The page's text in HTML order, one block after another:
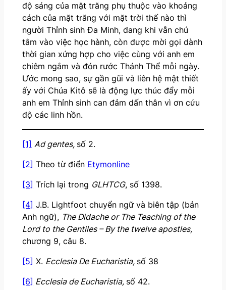
độ sáng của mặt trăng phụ thuộc vào khoảng
cách của mặt trăng với mặt trời thế nào thì
người Thỉnh sinh Đa Minh, đang khi vẫn chú
tâm vào việc học hành, còn được mời gọi dành
thời gian xứng hợp cho việc cùng với anh em
chiêm ngắm và đón rước Thánh Thể mỗi ngày.
Ước mong sao, sự gần gũi và liên hệ mật thiết
ấy với Chúa Kitô sẽ là động lực thúc đẩy mỗi
anh em Thỉnh sinh can đảm dấn thân vì ơn cứu
độ các linh hồn.
[1] Ad gentes, số 2.
[2] Theo từ điển Etymonline
[3] Trích lại trong GLHTCG, số 1398.
[4] J.B. Lightfoot chuyển ngữ và biên tập (bản
Anh ngữ), The Didache or The Teaching of the
Lord to the Gentiles – By the twelve apostles,
chương 9, câu 8.
[5] X. Ecclesia De Eucharistia, số 38
[6] Ecclesia de Eucharistia, số 42.